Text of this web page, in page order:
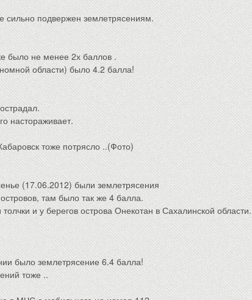
сильно подвержен землетрясениям.
было не менее 2х баллов .
области) было 4.2 балла!
настораживает.
(17.06.2012) были землетрясения
там было так же 4 балла.
и у берегов острова Онекотан в Сахалинской области.
было землетрясение 6.4 балла!
тоже ..